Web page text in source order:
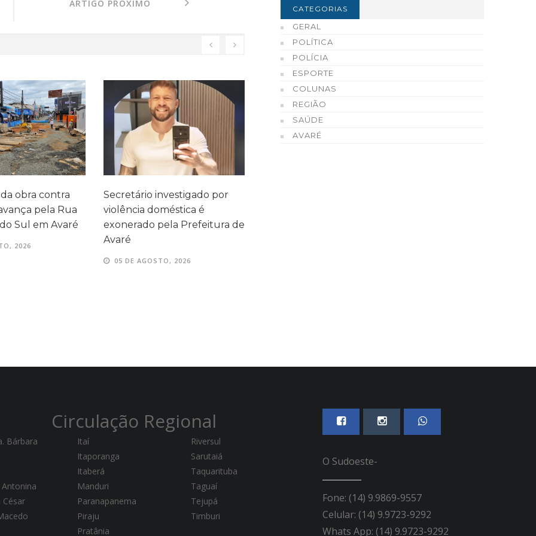
ARTIGO PRÓXIMO
por
é
Prefeitura de
Mulher é presa com mais de
140 kg de maconha em
rodovia de Ourinhos
05 DE AGOSTO, 2026
CATEGORIAS
GERAL
POLÍTICA
POLÍCIA
ESPORTE
COLUNAS
REGIÃO
SAÚDE
AVARÉ
Circulação Regional
Bárbara
César
Itaí
Itaporanga
Itaberá
Manduri
Paranapanema
Piraju
Pratânia
Riversul
Sarutaiá
Taquarituba
Taguaí
Tejupá
Timburi
O Sudoeste-
Fone: (14) 9.9869-9557
Celular: (14) 9.9723-9292
Whats App: (14) 9.9723-9292